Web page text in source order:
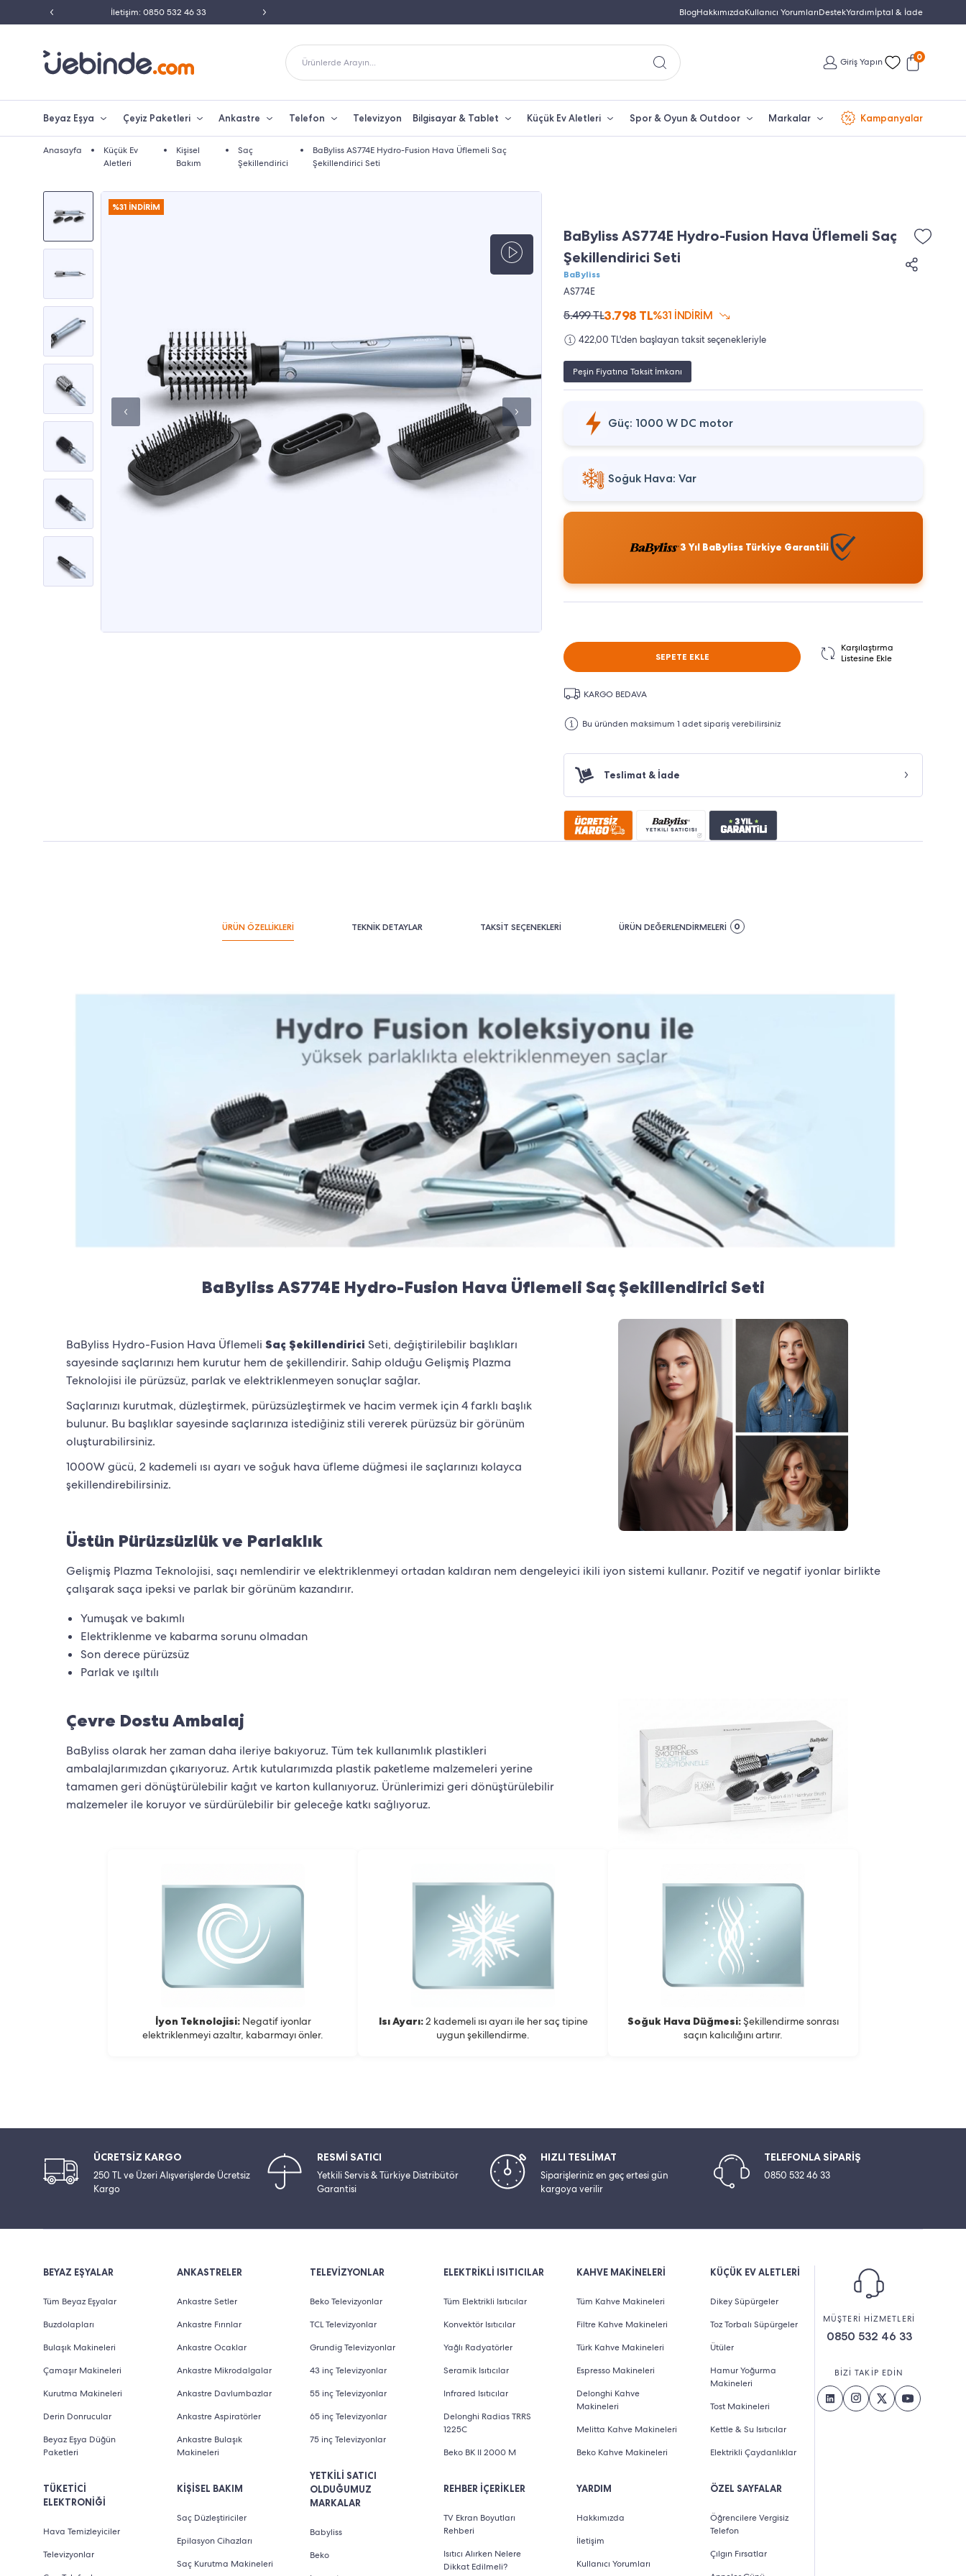
İletişim: 0850 532 46 33 Yetkili Servis & Türkiye Distribütör Garantisi Türkiye'nin En Büyük Beko
BlogHakkımızdaKullanıcı YorumlarıDestekYardımİptal & İade
Ürünlerde Arayın... Giriş Yapın 0
Beyaz Eşya Çeyiz Paketleri Ankastre Telefon Televizyon Bilgisayar & Tablet Küçük Ev Aletleri Spor & Oyun & Outdoor Markalar Kampanyalar
Anasayfa
Küçük Ev
Aletleri
Kişisel
Bakım
Saç
Şekillendirici
BaByliss AS774E Hydro-Fusion Hava Üflemeli Saç
Şekillendirici Seti
%31 İNDİRİM
BaByliss AS774E Hydro-Fusion Hava Üflemeli Saç
Şekillendirici Seti
BaByliss
AS774E
5.499TL3.798 TL%31 İNDİRİM
422,00 TL'den başlayan taksit seçenekleriyle
Peşin Fiyatına Taksit İmkanı
Güç: 1000 W DC motor
Soğuk Hava: Var
3 Yıl BaByliss Türkiye Garantili
SEPETE EKLE
Karşılaştırma
Listesine Ekle
KARGO BEDAVA
Bu üründen maksimum 1 adet sipariş verebilirsiniz
Teslimat & İade
ÜRÜN ÖZELLİKLERİ TEKNİK DETAYLAR TAKSİT SEÇENEKLERİ ÜRÜN DEĞERLENDİRMELERİ 0
BaByliss AS774E Hydro-Fusion Hava Üflemeli Saç Şekillendirici Seti
BaByliss Hydro-Fusion Hava Üflemeli Saç Şekillendirici Seti, değiştirilebilir başlıkları
sayesinde saçlarınızı hem kurutur hem de şekillendirir. Sahip olduğu Gelişmiş Plazma
Teknolojisi ile pürüzsüz, parlak ve elektriklenmeyen sonuçlar sağlar.
Saçlarınızı kurutmak, düzleştirmek, pürüzsüzleştirmek ve hacim vermek için 4 farklı başlık
bulunur. Bu başlıklar sayesinde saçlarınıza istediğiniz stili vererek pürüzsüz bir görünüm
oluşturabilirsiniz.
1000W gücü, 2 kademeli ısı ayarı ve soğuk hava üfleme düğmesi ile saçlarınızı kolayca
şekillendirebilirsiniz.
Üstün Pürüzsüzlük ve Parlaklık
Gelişmiş Plazma Teknolojisi, saçı nemlendirir ve elektriklenmeyi ortadan kaldıran nem dengeleyici ikili iyon sistemi kullanır. Pozitif ve negatif iyonlar birlikte
çalışarak saça ipeksi ve parlak bir görünüm kazandırır.
Yumuşak ve bakımlı
Elektriklenme ve kabarma sorunu olmadan
Son derece pürüzsüz
Parlak ve ışıltılı
Çevre Dostu Ambalaj
BaByliss olarak her zaman daha ileriye bakıyoruz. Tüm tek kullanımlık plastikleri
ambalajlarımızdan çıkarıyoruz. Artık kutularımızda plastik paketleme malzemeleri yerine
tamamen geri dönüştürülebilir kağıt ve karton kullanıyoruz. Ürünlerimizi geri dönüştürülebilir
malzemeler ile koruyor ve sürdürülebilir bir geleceğe katkı sağlıyoruz.
İyon Teknolojisi:Negatif iyonlar
elektriklenmeyi azaltır, kabarmayı önler.
Isı Ayarı:2 kademeli ısı ayarı ile her saç tipine
uygun şekillendirme.
Soğuk Hava Düğmesi:Şekillendirme sonrası
saçın kalıcılığını artırır.
ÜCRETSİZ KARGO
250 TL ve Üzeri Alışverişlerde Ücretsiz
Kargo
RESMİ SATICI
Yetkili Servis & Türkiye Distribütör
Garantisi
HIZLI TESLİMAT
Siparişleriniz en geç ertesi gün
kargoya verilir
TELEFONLA SİPARİŞ
0850 532 46 33
BEYAZ EŞYALAR
Tüm Beyaz Eşyalar
Buzdolapları
Bulaşık Makineleri
Çamaşır Makineleri
Kurutma Makineleri
Derin Donrucular
Beyaz Eşya Düğün
Paketleri
TÜKETİCİ
ELEKTRONİĞİ
Hava Temizleyiciler
Televizyonlar
ANKASTRELER
Ankastre Setler
Ankastre Fırınlar
Ankastre Ocaklar
Ankastre Mikrodalgalar
Ankastre Davlumbazlar
Ankastre Aspiratörler
Ankastre Bulaşık
Makineleri
KİŞİSEL BAKIM
Saç Düzleştiriciler
Epilasyon Cihazları
Saç Kurutma Makineleri
TELEVİZYONLAR
Beko Televizyonlar
TCL Televizyonlar
Grundig Televizyonlar
43 inç Televizyonlar
55 inç Televizyonlar
65 inç Televizyonlar
75 inç Televizyonlar
YETKİLİ SATICI
OLDUĞUMUZ
MARKALAR
Babyliss
Beko
ELEKTRİKLİ ISITICILAR
Tüm Elektrikli Isıtıcılar
Konvektör Isıtıcılar
Yağlı Radyatörler
Seramik Isıtıcılar
Infrared Isıtıcılar
Delonghi Radias TRRS
1225C
Beko BK II 2000 M
REHBER İÇERİKLER
TV Ekran Boyutları
Rehberi
Isıtıcı Alırken Nelere
Dikkat Edilmeli?
KAHVE MAKİNELERİ
Tüm Kahve Makineleri
Filtre Kahve Makineleri
Türk Kahve Makineleri
Espresso Makineleri
Delonghi Kahve
Makineleri
Melitta Kahve Makineleri
Beko Kahve Makineleri
YARDIM
Hakkımızda
İletişim
Kullanıcı Yorumları
KÜÇÜK EV ALETLERİ
Dikey Süpürgeler
Toz Torbalı Süpürgeler
Ütüler
Hamur Yoğurma
Makineleri
Tost Makineleri
Kettle & Su Isıtıcılar
Elektrikli Çaydanlıklar
ÖZEL SAYFALAR
Öğrencilere Vergisiz
Telefon
Çılgın Fırsatlar
MÜŞTERİ HİZMETLERİ
0850 532 46 33
BİZİ TAKİP EDİN